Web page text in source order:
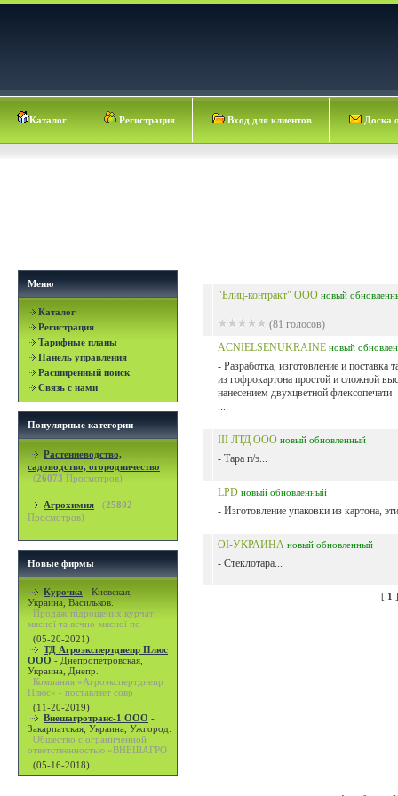
Каталог Регистрация Вход для клиентов Доска
Меню
Каталог
Регистрация
Тарифные планы
Панель управления
Расширенный поиск
Связь с нами
Популярные категории
Растениеводство,
садоводство, огородничество
(26073 Просмотров)
Агрохимия (25802
Просмотров)
Новые фирмы
Курочка - Киевская,
Украина, Васильков.
Продаж підрощених курчат
мясної та яєчно-мясної по
(05-20-2021)
ТД Агроэкспертднепр Плюс
ООО - Днепропетровская,
Украина, Днепр.
Компания «Агроэкспертднепр
Плюс» - поставляет совр
(11-20-2019)
Внешагротранс-1 ООО -
Закарпатская, Украина, Ужгород.
Общество с ограниченной
ответственностью «ВНЕШАГРО
(05-16-2018)
"Блиц-контракт" ООО новый
(81 голосов)
ACNIELSENUKRAINE новый
- Разработка, изготовление и поставка
из гофрокартона простой и сложной
нанесением двухцветной
...
III ЛТД ООО новый обновленный
- Тара п/э...
LPD новый обновленный
- Изготовление упаковки из картона,
OI-УКРАИНА новый обновленный
- Стеклотара...
[ 1